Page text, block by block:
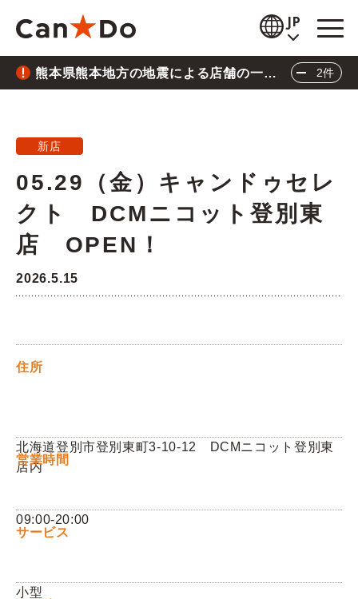
JP
閲覧補助
商品情報
公式通販
採用情報
お問い合わせ
熊本県熊本地方の地震による店舗の一時
休業について
2件
熊本県熊本地方の地震による店舗の一時休業に
重要
三陸沖地震の影響による店舗の臨時休業につい
て
新店
05.29（金）キャンドゥセレ
クト DCMニコット登別東
店 OPEN！
2026.5.15
住所
北海道登別市登別東町3-10-12 DCMニコット登別東
店内
営業時間
09:00-20:00
サービス
小型